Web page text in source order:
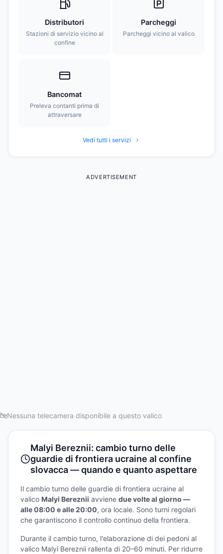
Distributori
Stazioni di servizio vicino al
confine
Parcheggi
Parcheggi vicino al valico
Bancomat
Preleva contanti prima di
attraversare
Vedi tutti i servizi
ADVERTISEMENT
Nessuna telecamera disponibile a questo valico
Malyi Bereznii: cambio turno delle
guardie di frontiera ucraine al confine
slovacca — quando e quanto aspettare
Il cambio turno delle guardie di frontiera ucraine al
valico Malyi Bereznii avviene due volte al giorno —
alle 08:00 e alle 20:00, ora locale. Sono turni regolari
che garantiscono il controllo continuo della frontiera.
Durante il cambio turno, l'elaborazione di dei pedoni al
valico Malyi Bereznii rallenta di 20–60 minuti. Per ridurre